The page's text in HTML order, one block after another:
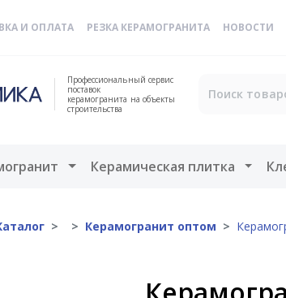
И ОПЛАТА РЕЗКА КЕРАМОГРАНИТА НОВОСТИ
Профессиональный сервис
поставок
керамогранита на объекты
строительства
Открыть меню
Керамическая плитка
Керамогранит оптом